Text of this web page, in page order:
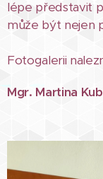
lépe představit
může být nejen
Fotogalerii
Mgr. Martina